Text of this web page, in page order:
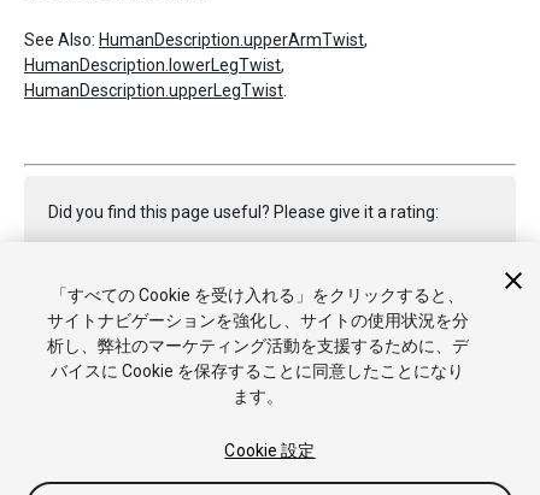
See Also: HumanDescription.upperArmTwist,
HumanDescription.lowerLegTwist,
HumanDescription.upperLegTwist
Did you find this page useful? Please give it a rating:
Report a problem on this page
Copyright © 2021 Unity Technologies. Publication 2021.2
「すべての Cookie を受け入れる」をクリックすると、
サイトナビゲーションを強化し、サイトの使用状況を分
析し、弊社のマーケティング活動を支援するために、デ
バイスに Cookie を保存することに同意したことになり
ます。
Cookie 設定